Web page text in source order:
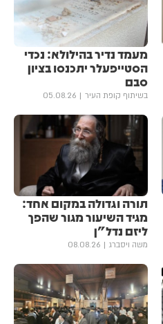
מעמד נדיר בהילולא: נכדי
הסטייפעלר יתכנסו בציון
סבם
בשיתוף קופת העיר 05.08.26
תורה וגדולה במקום אחד:
מגיד השיעור מגור שהפך
ליזם נדל"ן
משה ויסברג 08.08.26